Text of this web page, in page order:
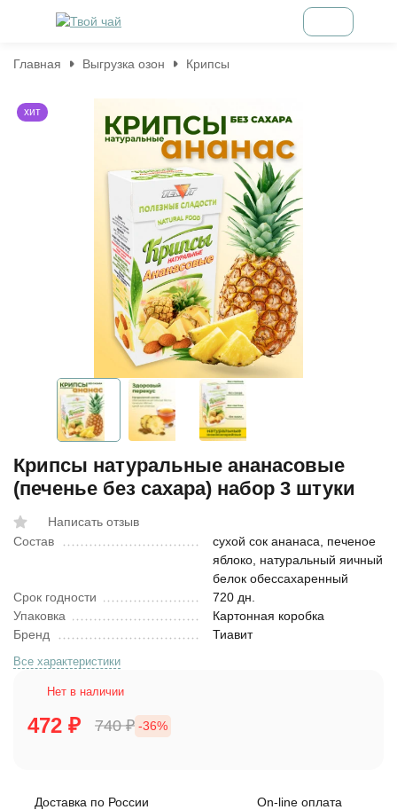
Главная Выгрузка озон Крипсы
хит
Крипсы натуральные ананасовые
(печенье без сахара) набор 3 штуки
Написать отзыв
Состав
сухой сок ананаса, печеное
яблоко, натуральный яичный
белок обессахаренный
Срок годности
720 дн.
Упаковка
Картонная коробка
Бренд
Тиавит
Все характеристики
Нет в наличии
472 ₽ 740₽ -36%
Доставка по России On-line оплата